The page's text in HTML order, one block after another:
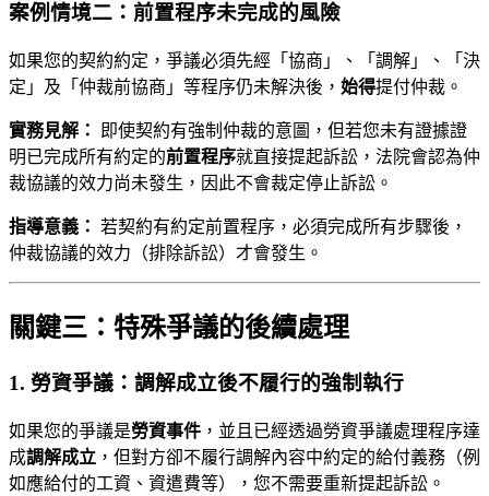
案例情境二：前置程序未完成的風險
如果您的契約約定，爭議必須先經「協商」、「調解」、「決
定」及「仲裁前協商」等程序仍未解決後， 始得提付仲裁。
實務見解：
即使契約有強制仲裁的意圖，但若您未有證據證
明已完成所有約定的前置程序就直接提起訴訟，法院會認為仲
裁協議的效力尚未發生，因此不會裁定停止訴訟。
指導意義： 若契約有約定前置程序，必須完成所有步驟後，
仲裁協議的效力（排除訴訟）才會發生。
關鍵三：特殊爭議的後續處理
1. 勞資爭議：調解成立後不履行的強制執行
如果您的爭議是勞資事件 ，並且已經透過勞資爭議處理程序達
成調解成立 ，但對方卻不履行調解內容中約定的給付義務（例
如應給付的工資、資遣費等），您不需要重新提起訴訟。